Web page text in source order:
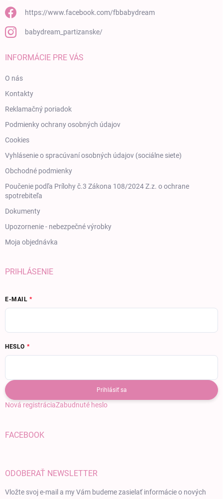
https://www.facebook.com/fbbabydream
babydream_partizanske/
INFORMÁCIE PRE VÁS
O nás
Kontakty
Reklamačný poriadok
Podmienky ochrany osobných údajov
Cookies
Vyhlásenie o spracúvaní osobných údajov (sociálne siete)
Obchodné podmienky
Poučenie podľa Prílohy č.3 Zákona 108/2024 Z.z. o ochrane
spotrebiteľa
Dokumenty
Upozornenie - nebezpečné výrobky
Moja objednávka
PRIHLÁSENIE
E-MAIL
HESLO
Prihlásiť sa
Nová registráciaZabudnuté heslo
FACEBOOK
ODOBERAŤ NEWSLETTER
Vložte svoj e-mail a my Vám budeme zasielať informácie o nových